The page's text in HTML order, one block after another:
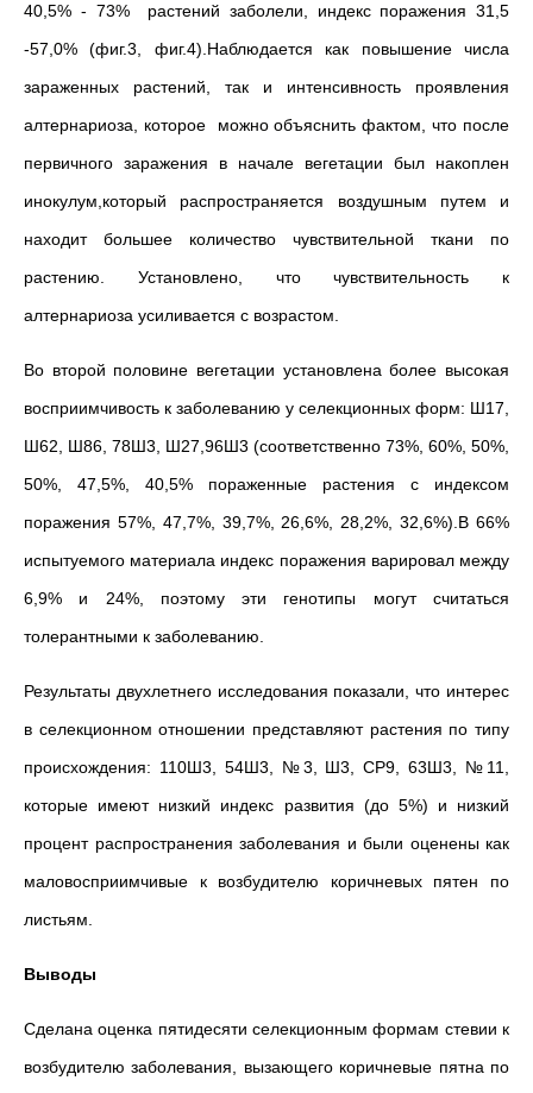
40,5% - 73% растений заболели, индекс поражения 31,5
-57,0% (фиг.3, фиг.4).Наблюдается как повышение числа
зараженных растений, так и интенсивность проявления
алтернариоза, которое можно объяснить фактом, что после
первичного заражения в начале вегетации был накоплен
инокулум,который распространяется воздушным путем и
находит большее количество чувствительной ткани по
растению. Установлено, что чувствительность к
алтернариоза усиливается с возрастом.
Во второй половине вегетации установлена более высокая
восприимчивость к заболеванию у селекционных форм: Ш17,
Ш62, Ш86, 78Ш3, Ш27,96Ш3 (соответственно 73%, 60%, 50%,
50%, 47,5%, 40,5% пораженные растения с индексом
поражения 57%, 47,7%, 39,7%, 26,6%, 28,2%, 32,6%).В 66%
испытуемого материала индекс поражения варировал между
6,9% и 24%, поэтому эти генотипы могут считаться
толерантными к заболеванию.
Результаты двухлетнего исследования показали, что интерес
в селекционном отношении представляют растения по типу
происхождения: 110Ш3, 54Ш3, №3, Ш3, СР9, 63Ш3, №11,
которые имеют низкий индекс развития (до 5%) и низкий
процент распространения заболевания и были оценены как
маловосприимчивые к возбудителю коричневых пятен по
листьям.
Выводы
Сделана оценка пятидесяти селекционным формам стевии к
возбудителю заболевания, вызающего коричневые пятна по